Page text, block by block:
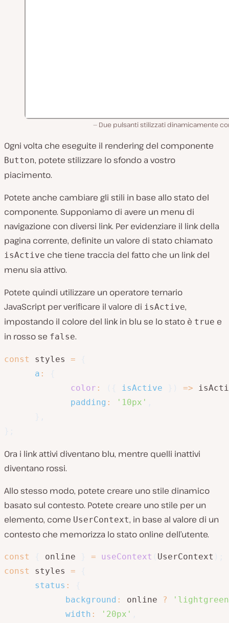
Due pulsanti stilizzati dinamicamente
Ogni volta che eseguite il rendering del componente
Button, potete stilizzare lo sfondo a vostro
piacimento.
Potete anche cambiare gli stili in base allo stato del
componente. Supponiamo di avere un menu di
navigazione con diversi link. Per evidenziare il link della
pagina corrente, definite un valore di stato chiamato
isActive che tiene traccia del fatto che un link del
menu sia attivo.
Potete quindi utilizzare un operatore ternario
JavaScript per verificare il valore di isActive,
impostando il colore del link in blu se lo stato è true e
in rosso se false.
const styles =
a :
color : isActive =>
padding : '10px'
Ora i link attivi diventano blu, mentre quelli inattivi
diventano rossi.
Allo stesso modo, potete creare uno stile dinamico
basato sul contesto. Potete creare uno stile per un
elemento, come UserContext, in base al valore di un
contesto che memorizza lo stato online dell’utente.
const online = useContext UserContext
const
styles =
status :
background : online ?
width : '20px'